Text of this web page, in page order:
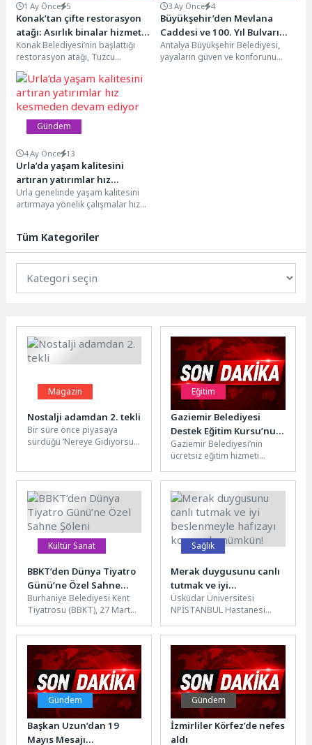
1 Ay Önce 5
Konak’tan çifte restorasyon
atağı: Asırlık binalar hizmet
alanlarına dönüşecek
Konak Belediyesi’nin başlattığı
restorasyon atağı, Tuzcu
Mahallesi’ndeki iki tescilli binayla
devam ediyor. Birbirine bitişik
olarak...
3 Ay Önce 4
Büyükşehir’den Mevlana
Caddesi ve 100. Yıl Bulvarı
arasında kaldırım ve peyzaj
çalışması
Antalya Büyükşehir Belediyesi,
yayaların güven ve konforunu
Gündem
4 Ay Önce 13
Urla’da yaşam kalitesini
artıran yatırımlar hız
kesmeden devam ediyor
Urla genelinde yaşam kalitesini
artırmaya yönelik çalışmalar hız
Tüm Kategoriler
Magazin
Nostalji adamdan 2. tekli
Bir süre önce piyasaya
sürdüğü ‘Nereye Gidiyorsun’
Eğitim
Gaziemir Belediyesi
Destek Eğitim Kursu’nun
kayıtları başlıyor
Gaziemir Belediyesi’nin
ücretsiz eğitim hizmeti
Kursu’nun ortaokul grubu
yeni dönem kayıtları 11...
Kültür Sanat
BBKT’den Dünya Tiyatro
Günü’ne Özel Sahne
Şöleni
Burhaniye Belediyesi Kent
Tiyatrosu (BBKT), 27 Mart
kapsamında hazırladığı özel
programı başarıyla...
Sağlık
Merak duygusunu canlı
tutmak ve iyi
beslenmeyle hafızayı
korumak mümkün!
Üsküdar Üniversitesi
NPİSTANBUL Hastanesi
Sultan Tarlacı, unutkanlık
hakkında açıklamalarda
bulunarak hafızayı...
Gündem
Başkan Uzun’dan 19
Mayıs Mesajı…
Gündem
İzmirliler Körfez’de nefes
aldı